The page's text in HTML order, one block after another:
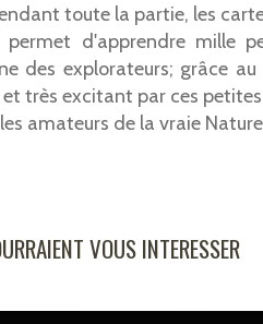
toute la partie, les
permet d'apprendre mille
des explorateurs; grâce
très excitant par ces
amateurs de la vraie
VOUS INTERESSER